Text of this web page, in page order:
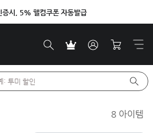
증시, 5% 웰컴쿠폰 자동발급
로 만나보세요.
: 투미 할인
8 아이템